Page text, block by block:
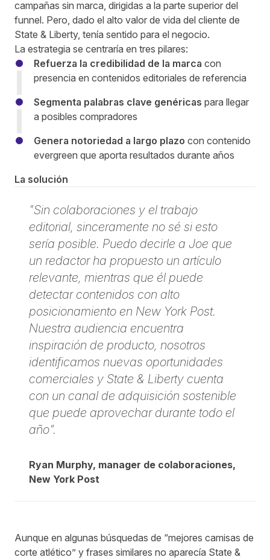
campañas sin marca, dirigidas a la parte superior del
funnel. Pero, dado el alto valor de vida del cliente de
State & Liberty, tenía sentido para el negocio.
La estrategia se centraría en tres pilares:
Refuerza la credibilidad de la marca con
presencia en contenidos editoriales de referencia
Segmenta palabras clave genéricas para llegar
a posibles compradores
Genera notoriedad a largo plazo con contenido
evergreen que aporta resultados durante años
La solución
"Sin colaboraciones y el trabajo
editorial, sinceramente no sé si esto
sería posible. Puedo decirle a Joe que
un redactor ha propuesto un artículo
relevante, mientras que él puede
detectar contenidos con alto
posicionamiento en New York Post.
Nuestra audiencia encuentra
inspiración de producto, nosotros
identificamos nuevas oportunidades
comerciales y State & Liberty cuenta
con un canal de adquisición sostenible
que puede aprovechar durante todo el
año".
Ryan Murphy, manager de colaboraciones,
New York Post
Aunque en algunas búsquedas de “mejores camisas de
corte atlético” y frases similares no aparecía State &